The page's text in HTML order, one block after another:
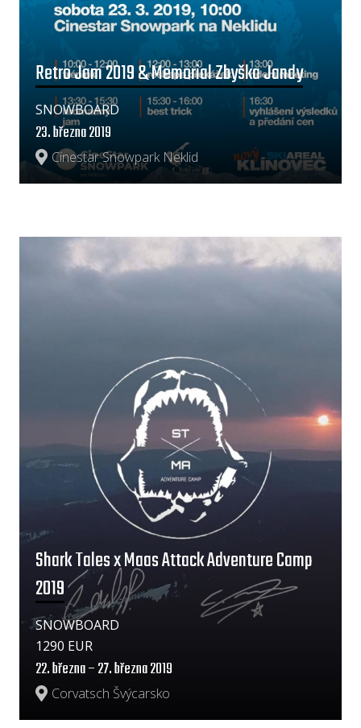
Retro Jam 2019 & Memorial Zbyška Jandy
Cinestar Snowpark Neklid
23. března 2019
SNOWBOARD
Shark Tales x Maas Attack Adventure Camp
2019
Corvatsch Švýcarsko
22. března – 27. března 2019
1290 EUR
SNOWBOARD